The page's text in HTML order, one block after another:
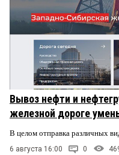
Вывоз нефти и
железной дороге
В целом отправка различных
6 августа 16:00 0